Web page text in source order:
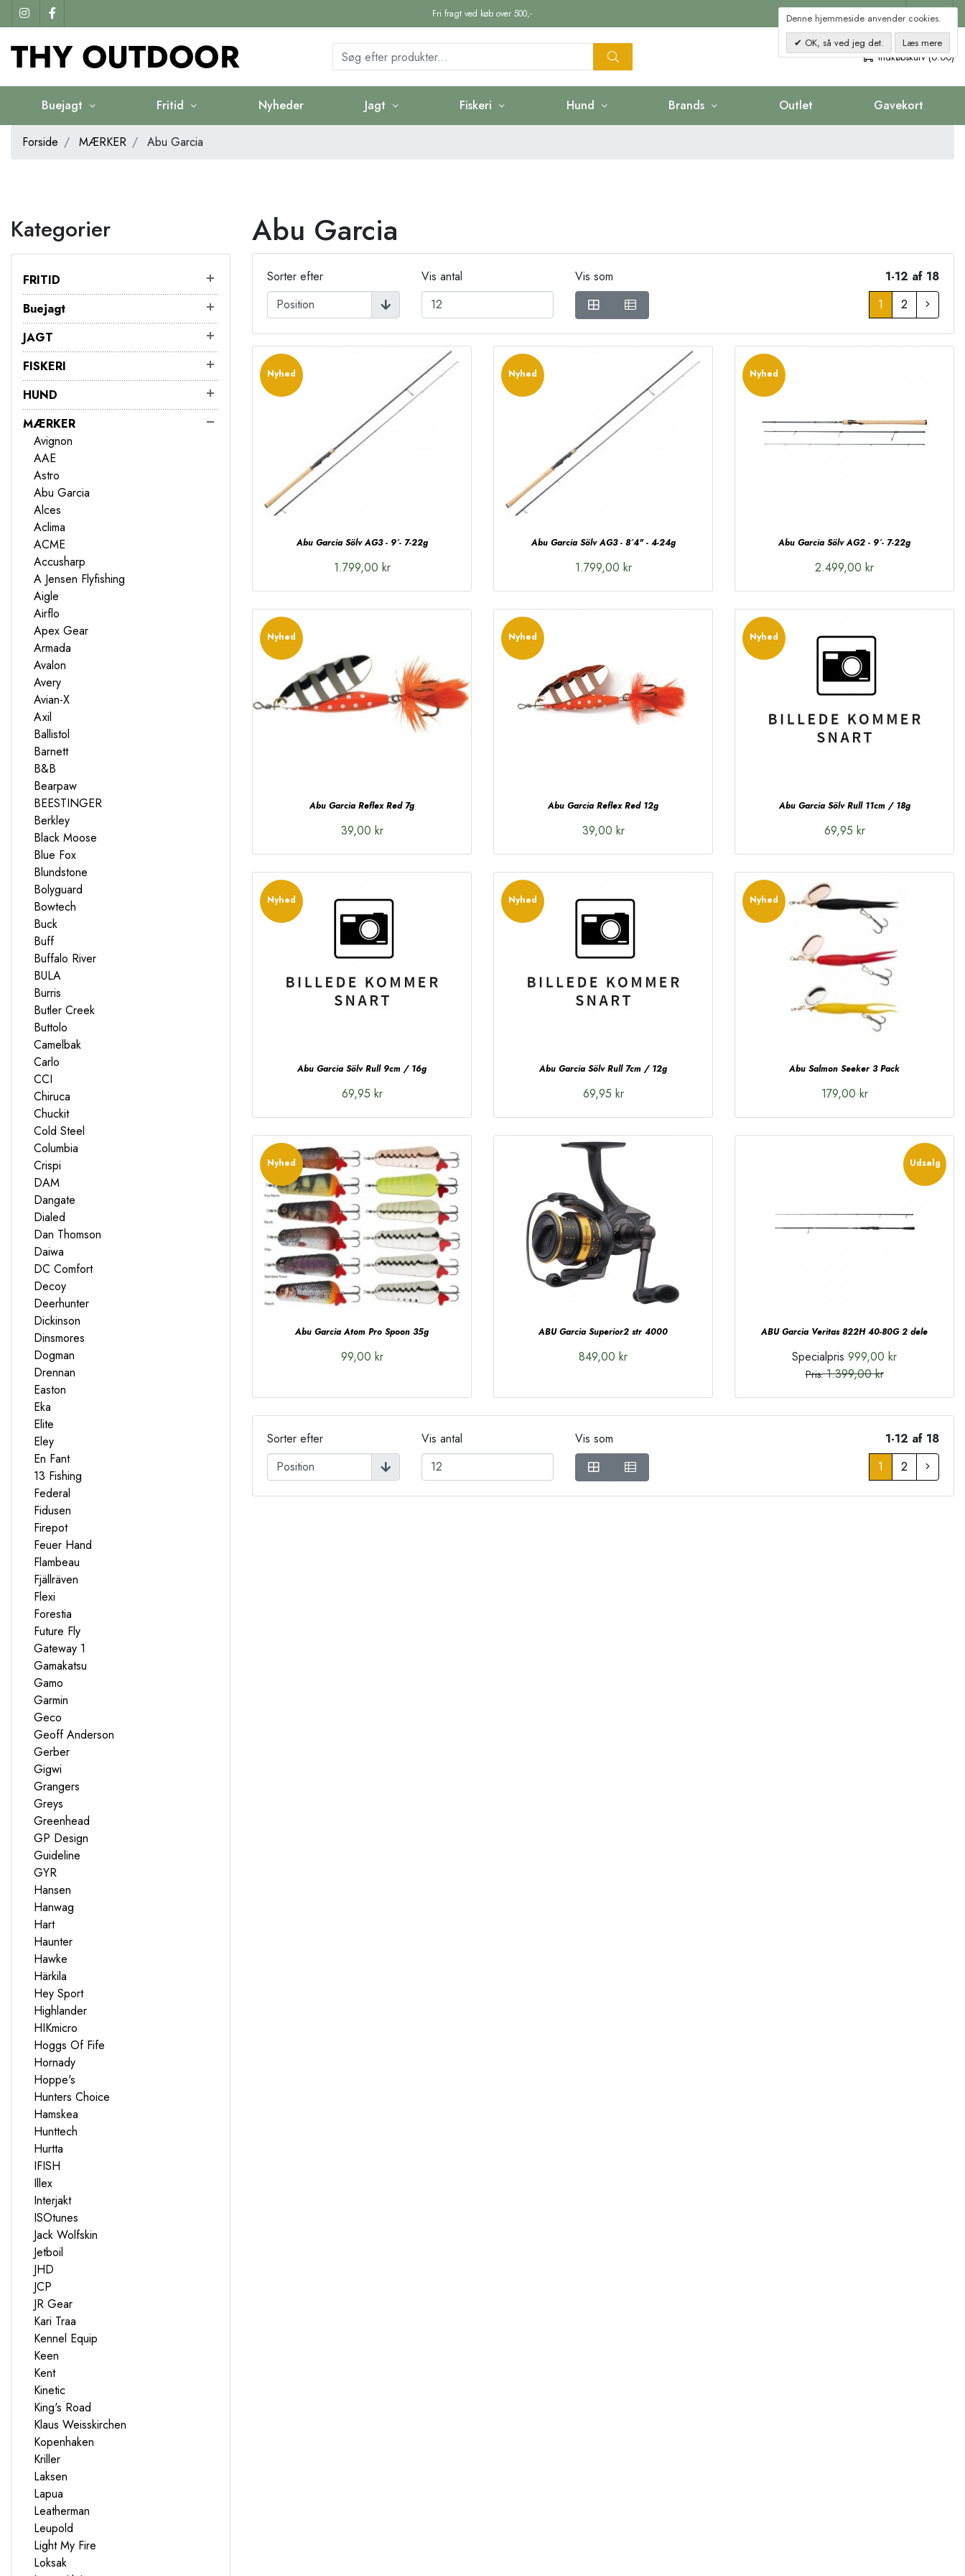
Fri fragt ved køb over 500,- Kontakt
0
Indkøbskurv (0.00)
Buejagt Fritid Nyheder Jagt Fiskeri Hund Brands Outlet Gavekort
Forside MÆRKER Abu Garcia
Kategorier
FRITID
Buejagt
JAGT
FISKERI
HUND
MÆRKER
Avignon
AAE
Astro
Abu Garcia
Alces
Aclima
ACME
Accusharp
A Jensen Flyfishing
Aigle
Airflo
Apex Gear
Armada
Avalon
Avery
Avian-X
Axil
Ballistol
Barnett
B&B
Bearpaw
BEESTINGER
Berkley
Black Moose
Blue Fox
Blundstone
Bolyguard
Bowtech
Buck
Buff
Buffalo River
BULA
Burris
Butler Creek
Buttolo
Camelbak
Carlo
CCI
Chiruca
Chuckit
Cold Steel
Columbia
Crispi
DAM
Dangate
Dialed
Dan Thomson
Daiwa
DC Comfort
Decoy
Deerhunter
Dickinson
Dinsmores
Dogman
Drennan
Easton
Eka
Elite
Eley
En Fant
13 Fishing
Federal
Fidusen
Firepot
Feuer Hand
Flambeau
Fjällräven
Flexi
Forestia
Future Fly
Gateway 1
Gamakatsu
Gamo
Garmin
Geco
Geoff Anderson
Gerber
Gigwi
Grangers
Greys
Greenhead
GP Design
Guideline
GYR
Hansen
Hanwag
Hart
Haunter
Hawke
Härkila
Hey Sport
Highlander
HIKmicro
Hoggs Of Fife
Hornady
Hoppe's
Hunters Choice
Hamskea
Hunttech
Hurtta
IFISH
Illex
Interjakt
ISOtunes
Jack Wolfskin
Jetboil
JHD
JCP
JR Gear
Kari Traa
Kennel Equip
Keen
Kent
Kinetic
King's Road
Klaus Weisskirchen
Kopenhaken
Kriller
Laksen
Lapua
Leatherman
Leupold
Light My Fire
Loksak
Abu Garcia
Sorter efter Vis antal Vis som
1-12 af 18
1
2
Nyhed
Abu Garcia Sölv AG3 - 9´- 7-22g
1.799,00 kr
Nyhed
Abu Garcia Sölv AG3 - 8´4" - 4-24g
1.799,00 kr
Nyhed
Abu Garcia Sölv AG2 - 9´- 7-22g
2.499,00 kr
Nyhed
Abu Garcia Reflex Red 7g
39,00 kr
Nyhed
Abu Garcia Reflex Red 12g
39,00 kr
Nyhed
Abu Garcia Sölv Rull 11cm / 18g
69,95 kr
Nyhed
Abu Garcia Sölv Rull 9cm / 16g
69,95 kr
Nyhed
Abu Garcia Sölv Rull 7cm / 12g
69,95 kr
Nyhed
Abu Salmon Seeker 3 Pack
179,00 kr
Nyhed
Abu Garcia Atom Pro Spoon 35g
99,00 kr
ABU Garcia Superior2 str 4000
849,00 kr
Udsalg
ABU Garcia Veritas 822H 40-80G 2 dele
Specialpris 999,00 kr
Pris: 1.399,00 kr
Sorter efter Vis antal Vis som
1-12 af 18
1
2
Denne hjemmeside anvender cookies.
OK, så ved jeg det.
Læs mere